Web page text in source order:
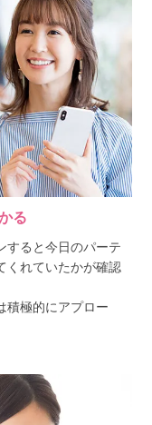
る
すると今日のパーテ
くれていたかが確認
積極的にアプロー